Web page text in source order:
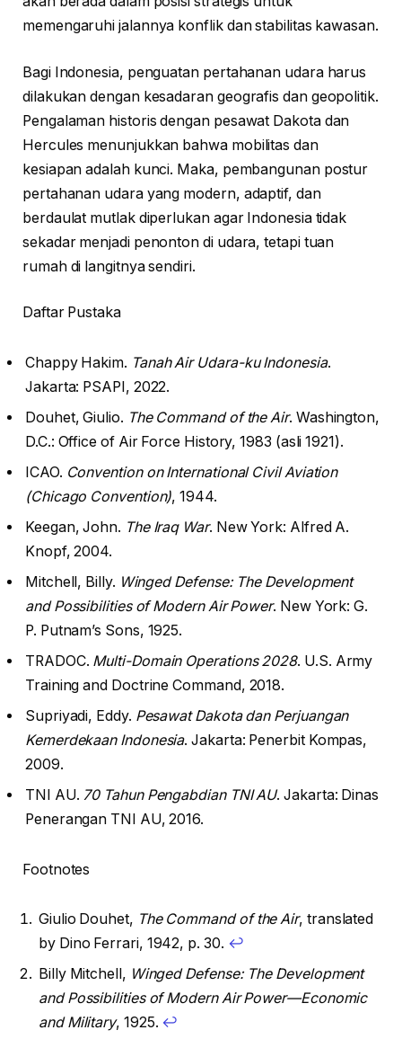
memengaruhi jalannya konflik dan stabilitas kawasan.
Bagi Indonesia, penguatan pertahanan udara harus
dilakukan dengan kesadaran geografis dan geopolitik.
Pengalaman historis dengan pesawat Dakota dan
Hercules menunjukkan bahwa mobilitas dan
kesiapan adalah kunci. Maka, pembangunan postur
pertahanan udara yang modern, adaptif, dan
berdaulat mutlak diperlukan agar Indonesia tidak
sekadar menjadi penonton di udara, tetapi tuan
rumah di langitnya sendiri.
Daftar Pustaka
Chappy Hakim. Tanah Air Udara-ku Indonesia.
Jakarta: PSAPI, 2022.
Douhet, Giulio. The Command of the Air. Washington,
D.C.: Office of Air Force History, 1983 (asli 1921).
ICAO. Convention on International Civil Aviation
(Chicago Convention), 1944.
Keegan, John. The Iraq War. New York: Alfred A.
Knopf, 2004.
Mitchell, Billy. Winged Defense: The Development
and Possibilities of Modern Air Power. New York: G.
P. Putnam’s Sons, 1925.
TRADOC. Multi-Domain Operations 2028. U.S. Army
Training and Doctrine Command, 2018.
Supriyadi, Eddy. Pesawat Dakota dan Perjuangan
Kemerdekaan Indonesia. Jakarta: Penerbit Kompas,
2009.
TNI AU. 70 Tahun Pengabdian TNI AU. Jakarta: Dinas
Penerangan TNI AU, 2016.
Footnotes
Giulio Douhet, The Command of the Air, translated
by Dino Ferrari, 1942, p. 30. ↩
Billy Mitchell, Winged Defense: The Development
and Possibilities of Modern Air Power—Economic
and Military, 1925. ↩